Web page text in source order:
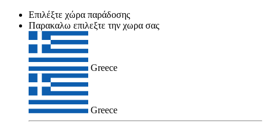
Επιλέξτε χώρα παράδοσης
Παρακαλω επιλεξτε την χωρα σας
Greece
Greece